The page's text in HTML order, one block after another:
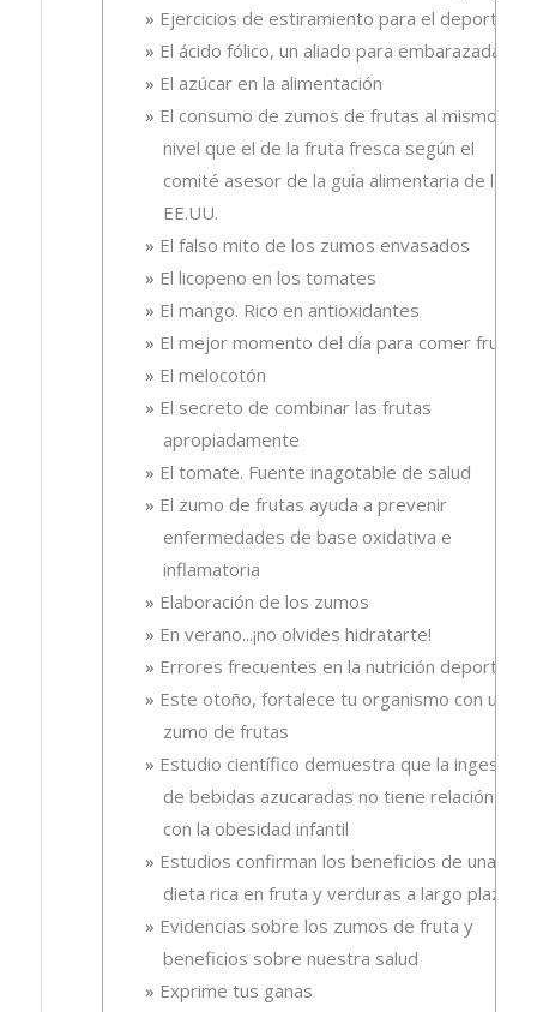
Ejercicios de estiramiento para el deporte
El ácido fólico, un aliado para embarazadas.
El azúcar en la alimentación
El consumo de zumos de frutas al mismo
nivel que el de la fruta fresca según el
comité asesor de la guía alimentaria de los
EE.UU.
El falso mito de los zumos envasados
El licopeno en los tomates
El mango. Rico en antioxidantes
El mejor momento del día para comer fruta
El melocotón
El secreto de combinar las frutas
apropiadamente
El tomate. Fuente inagotable de salud
El zumo de frutas ayuda a prevenir
enfermedades de base oxidativa e
inflamatoria
Elaboración de los zumos
En verano...¡no olvides hidratarte!
Errores frecuentes en la nutrición deportiva
Este otoño, fortalece tu organismo con un
zumo de frutas
Estudio científico demuestra que la ingesta
de bebidas azucaradas no tiene relación
con la obesidad infantil
Estudios confirman los beneficios de una
dieta rica en fruta y verduras a largo plazo
Evidencias sobre los zumos de fruta y
beneficios sobre nuestra salud
Exprime tus ganas